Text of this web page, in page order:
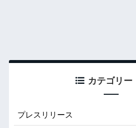
カテゴリー
プレスリリース